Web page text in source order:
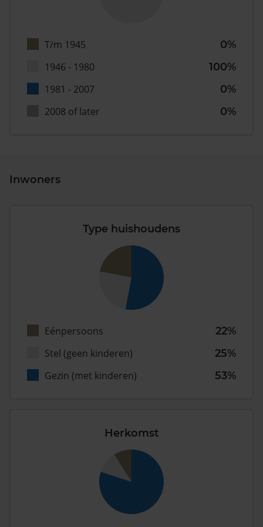
T/m 1945
0%
1946 - 1980
100%
1981 - 2007
0%
2008 of later
0%
Inwoners
Type huishoudens
Eénpersoons
22%
Stel (geen kinderen)
25%
Gezin (met kinderen)
53%
Herkomst